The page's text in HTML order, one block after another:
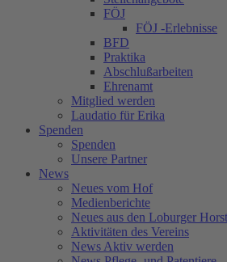
FÖJ
FÖJ -Erlebnisse
BFD
Praktika
Abschlußarbeiten
Ehrenamt
Mitglied werden
Laudatio für Erika
Spenden
Spenden
Unsere Partner
News
Neues vom Hof
Medienberichte
Neues aus den Loburger
Aktivitäten des Vereins
News Aktiv werden